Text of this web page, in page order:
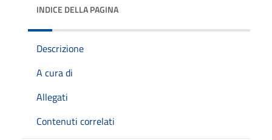
INDICE DELLA PAGINA
Descrizione
A cura di
Allegati
Contenuti correlati